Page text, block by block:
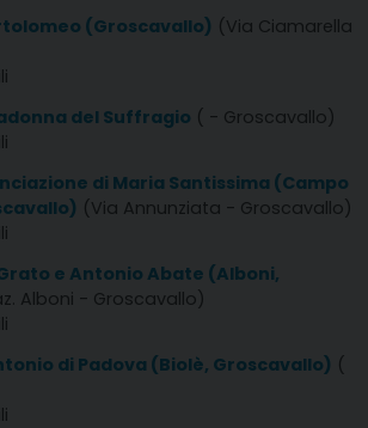
(Groscavallo) (Via Ciamarella
del Suffragio ( - Groscavallo)
di Maria Santissima (Campo
(Via Annunziata - Groscavallo)
e Antonio Abate (Alboni,
Alboni - Groscavallo)
di Padova (Biolè, Groscavallo) (